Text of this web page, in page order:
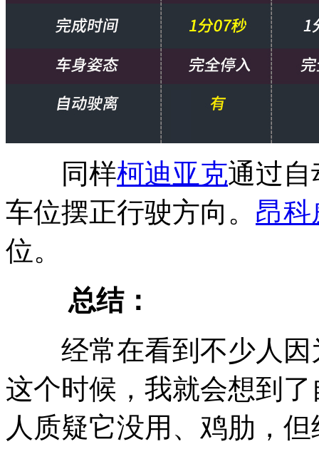
同样柯迪亚克通过
车位摆正行驶方向。 昂科
位。
总结：
经常在看到不少人因
这个时候，我就会想到
人质疑它没用、鸡肋，